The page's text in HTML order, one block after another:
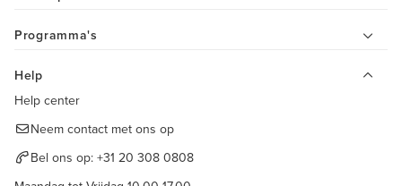
Programma's
Help
Help center
Neem contact met ons op
Bel ons op: +31 20 308 0808